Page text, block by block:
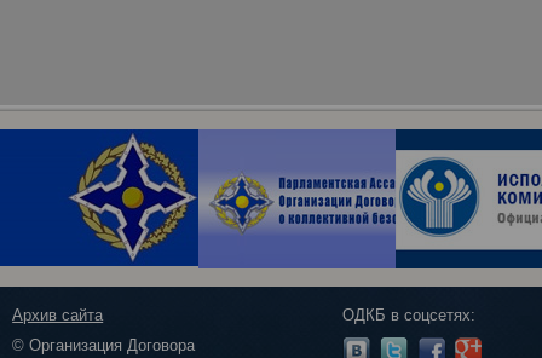
Архив сайта
© Организация Договора
ОДКБ в соцсетях: